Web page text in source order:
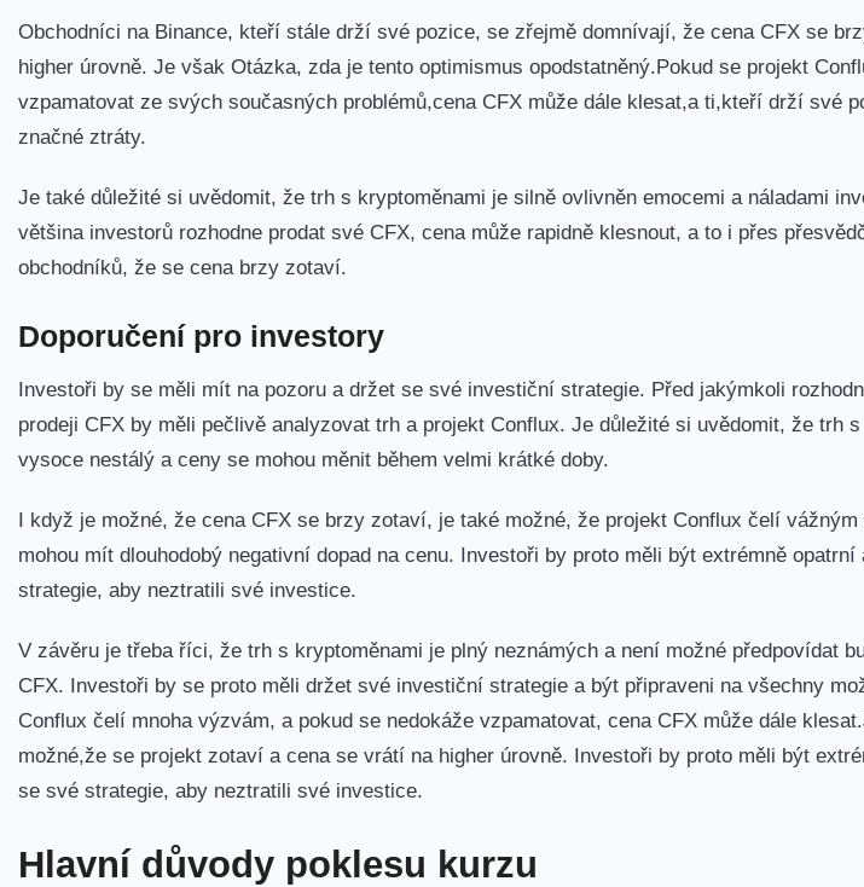
Obchodníci na Binance, kteří stále drží své pozice,‌ se zřejmě ‍domnívají, že cena CFX se
higher​ úrovně. Je však Otázka, zda je ⁤tento optimismus ⁣opodstatněný.Pokud se projekt
vzpamatovat ze svých současných problémů,cena CFX může dále ⁢klesat,a ti,kteří⁢ drží ‍své
značné ztráty.
Je také důležité si uvědomit, že trh s ‍kryptoměnami je silně ovlivněn emocemi a náladami
většina investorů rozhodne prodat své CFX, cena může rapidně klesnout, ⁤a to i přes
obchodníků, že se cena brzy zotaví.
Doporučení pro investory
Investoři by se ‍měli mít‍ na pozoru​ a držet se své investiční ⁤strategie. Před⁣ jakýmkoli
prodeji CFX by ⁤měli pečlivě analyzovat‌ trh a ⁤projekt Conflux. ‌Je⁢ důležité si uvědomit, že trh
vysoce nestálý‌ a ceny se mohou měnit během velmi krátké doby.
I když je možné, že cena CFX se brzy zotaví, je také možné, že projekt Conflux čelí ⁤vážným
mohou mít dlouhodobý negativní dopad na cenu. Investoři by‍ proto měli být extrémně
strategie, aby neztratili své investice.
V závěru je třeba říci, že trh s kryptoměnami je‌ plný neznámých ⁤a není možné předpovídat
CFX. Investoři ⁤by se ⁢proto měli držet své investiční ⁤strategie a být připraveni na všechny
Conflux čelí mnoha výzvám, a⁤ pokud ‍se nedokáže vzpamatovat, cena CFX může​ dále
možné,že se projekt‌ zotaví‍ a cena se vrátí na⁢ higher úrovně.‍ Investoři by proto měli být
se své strategie, aby neztratili své investice.
Hlavní důvody poklesu kurzu